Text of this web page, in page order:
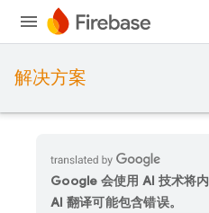
解决方案
Google 会使用 AI 技术将
AI 翻译可能包含错误。